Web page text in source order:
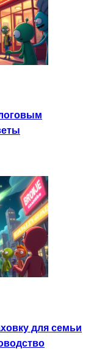
для семьи